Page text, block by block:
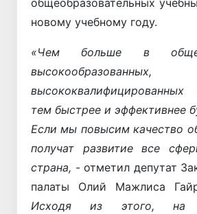
общеобразовательных
новому учебному году.
«Чем больше в
высокообразованных,
высококвалифицированных
тем быстрее и эффективнее
Если мы повысим качество
получат развитие все
страна, - отметил депутат
палаты Олий Мажлиса
Исходя из этого, на